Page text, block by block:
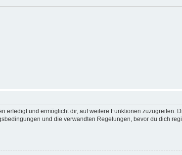
erledigt und ermöglicht dir, auf weitere Funktionen zuzugreifen.
und die verwandten Regelungen, bevor du dich